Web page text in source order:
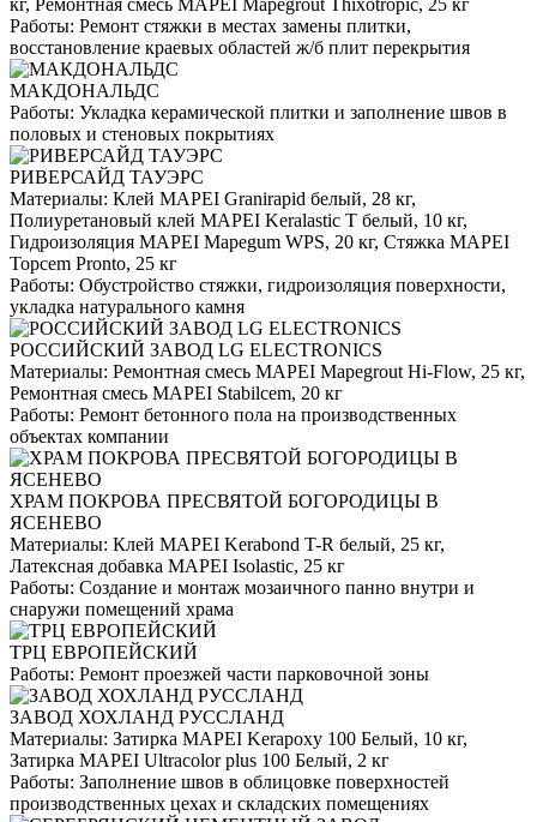
кг, Ремонтная смесь MAPEI Mapegrout Thixotropic, 25 кг
Работы: Ремонт стяжки в местах замены плитки,
восстановление краевых областей ж/б плит перекрытия
МАКДОНАЛЬДС
Работы: Укладка керамической плитки и заполнение швов в
половых и стеновых покрытиях
РИВЕРСАЙД ТАУЭРС
Материалы: Клей MAPEI Granirapid белый, 28 кг,
Полиуретановый клей MAPEI Keralastic T белый, 10 кг,
Гидроизоляция MAPEI Mapegum WPS, 20 кг, Стяжка MAPEI
Topcem Pronto, 25 кг
Работы: Обустройство стяжки, гидроизоляция поверхности,
укладка натурального камня
РОССИЙСКИЙ ЗАВОД LG ELECTRONICS
Материалы: Ремонтная смесь MAPEI Mapegrout Hi-Flow, 25 кг,
Ремонтная смесь MAPEI Stabilcem, 20 кг
Работы: Ремонт бетонного пола на производственных
объектах компании
ХРАМ ПОКРОВА ПРЕСВЯТОЙ БОГОРОДИЦЫ В
ЯСЕНЕВО
Материалы: Клей MAPEI Kerabond T-R белый, 25 кг,
Латексная добавка MAPEI Isolastic, 25 кг
Работы: Создание и монтаж мозаичного панно внутри и
снаружи помещений храма
ТРЦ ЕВРОПЕЙСКИЙ
Работы: Ремонт проезжей части парковочной зоны
ЗАВОД ХОХЛАНД РУССЛАНД
Материалы: Затирка MAPEI Kerapoxy 100 Белый, 10 кг,
Затирка MAPEI Ultracolor plus 100 Белый, 2 кг
Работы: Заполнение швов в облицовке поверхностей
производственных цехах и складских помещениях